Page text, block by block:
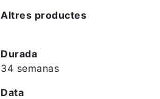
Altres productes
Durada
34 semanas
Data